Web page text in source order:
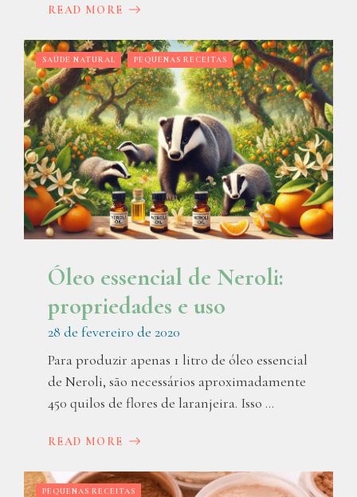
READ MORE
SAÚDE NATURAL PEQUENAS RECEITAS
Óleo essencial de Neroli:
propriedades e uso
28 de fevereiro de 2020
Para produzir apenas 1 litro de óleo essencial
de Neroli, são necessários aproximadamente
450 quilos de flores de laranjeira. Isso ...
READ MORE
PEQUENAS RECEITAS